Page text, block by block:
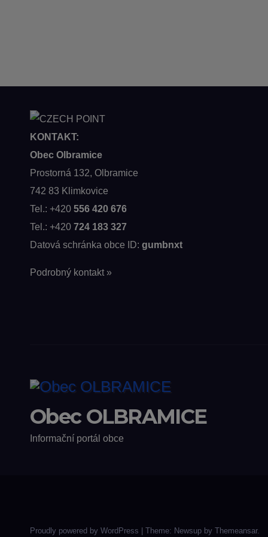
KONTAKT:
Obec Olbramice
Prostorná 132, Olbramice
742 83 Klimkovice
Tel.: +420 556 420 676
Tel.: +420 724 183 327
Datová schránka obce ID: gumbnxt
Podrobný kontakt »
Obec OLBRAMICE
Informační portál obce
Proudly powered by WordPress Theme: Newsup by Themeansar.